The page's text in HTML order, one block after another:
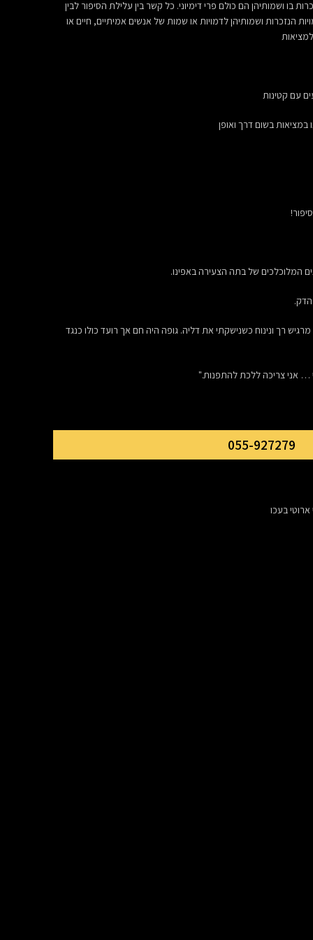
בו ושמותיהן הם כולם פרי דימיוני. כל קשר בין עלילת הסיפור לבין
הנזכרות ושמותיהן לדמויות או שמות של אנשים אמיתיים, חיים או
עם קטינות
במציאות בשום דרך ואופן
המלוכלכים של בתה הצעירה באפינו.
רך ונינוח כשנישקתי את דליה. גופה היה חם אך רועד כולו כנגד
אני צריכה ללכת להתפנות."
055-927279
ארוטי בעכו